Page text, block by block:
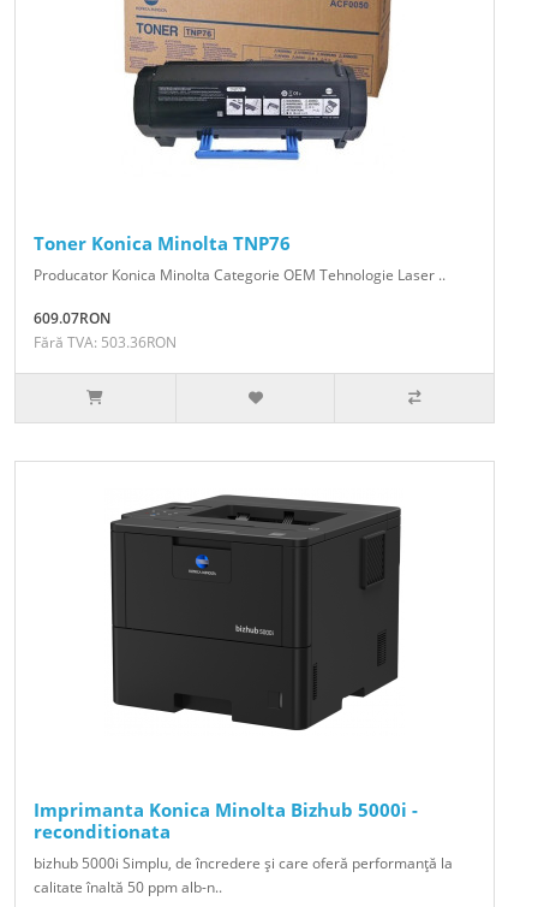
Toner Konica Minolta TNP76
Producator Konica Minolta Categorie OEM Tehnologie Laser ..
609.07RON
Fără TVA: 503.36RON
Imprimanta Konica Minolta Bizhub 5000i -
reconditionata
bizhub 5000i Simplu, de încredere şi care oferă performanţă la
calitate înaltă 50 ppm alb-n..